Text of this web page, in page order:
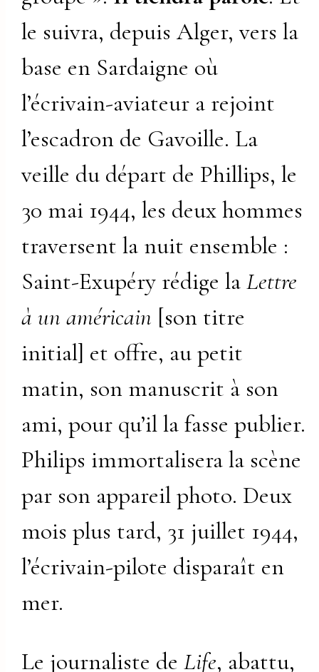
le suivra, depuis Alger, vers la
base en Sardaigne où
l’écrivain-aviateur a rejoint
l’escadron de Gavoille. La
veille du départ de Phillips, le
30 mai 1944, les deux hommes
traversent la nuit ensemble :
Saint-Exupéry rédige laLettre
à un américain [son titre
initial] et offre, au petit
matin, son manuscrit à son
ami, pour qu’il la fasse publier.
Philips immortalisera la scène
par son appareil photo. Deux
mois plus tard, 31 juillet 1944,
l’écrivain-pilote disparaît en
mer.
Le journaliste deLife, abattu,